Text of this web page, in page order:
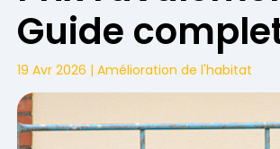
Guide
19 Avr 2026 |Amélioration de l'habitat